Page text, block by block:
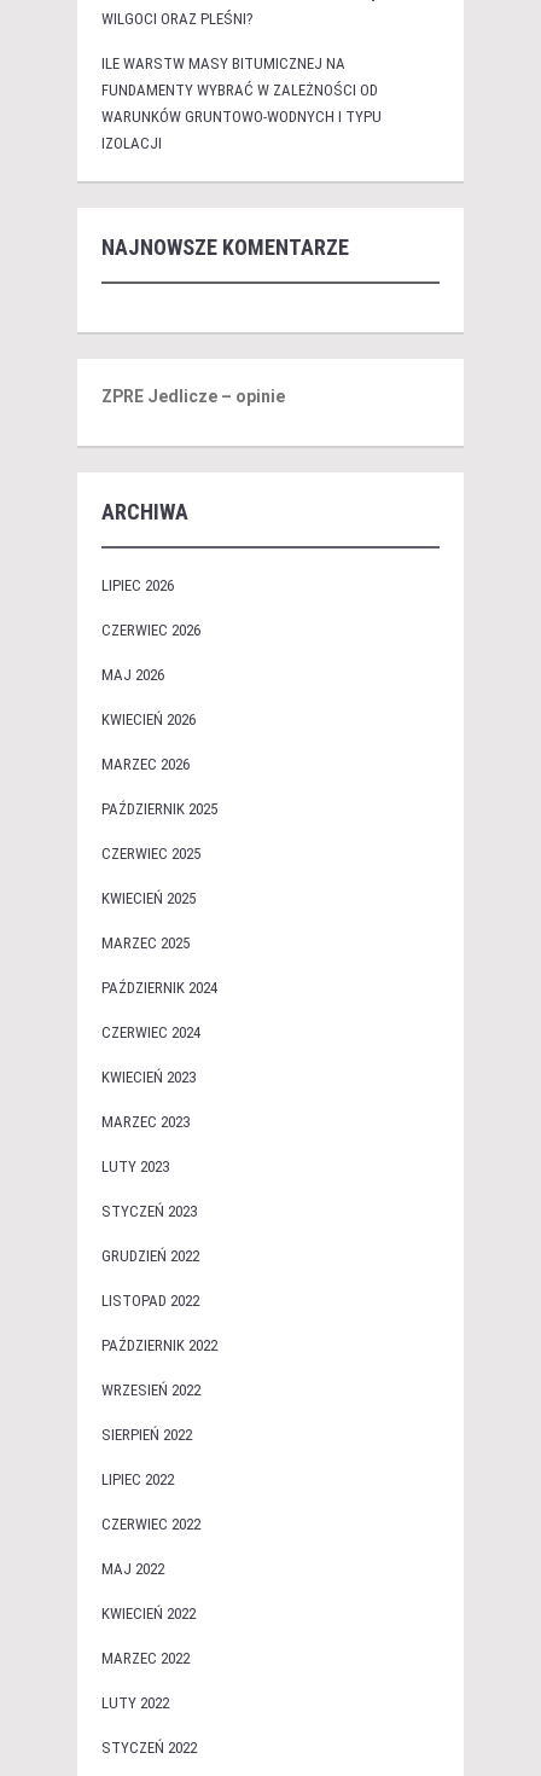
WILGOCI ORAZ PLEŚNI?
ILE WARSTW MASY BITUMICZNEJ NA
FUNDAMENTY WYBRAĆ W ZALEŻNOŚCI OD
WARUNKÓW GRUNTOWO-WODNYCH I TYPU
IZOLACJI
NAJNOWSZE KOMENTARZE
ZPRE Jedlicze – opinie
ARCHIWA
LIPIEC 2026
CZERWIEC 2026
MAJ 2026
KWIECIEŃ 2026
MARZEC 2026
PAŹDZIERNIK 2025
CZERWIEC 2025
KWIECIEŃ 2025
MARZEC 2025
PAŹDZIERNIK 2024
CZERWIEC 2024
KWIECIEŃ 2023
MARZEC 2023
LUTY 2023
STYCZEŃ 2023
GRUDZIEŃ 2022
LISTOPAD 2022
PAŹDZIERNIK 2022
WRZESIEŃ 2022
SIERPIEŃ 2022
LIPIEC 2022
CZERWIEC 2022
MAJ 2022
KWIECIEŃ 2022
MARZEC 2022
LUTY 2022
STYCZEŃ 2022